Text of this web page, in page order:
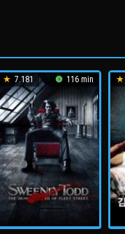
7.181 116 min